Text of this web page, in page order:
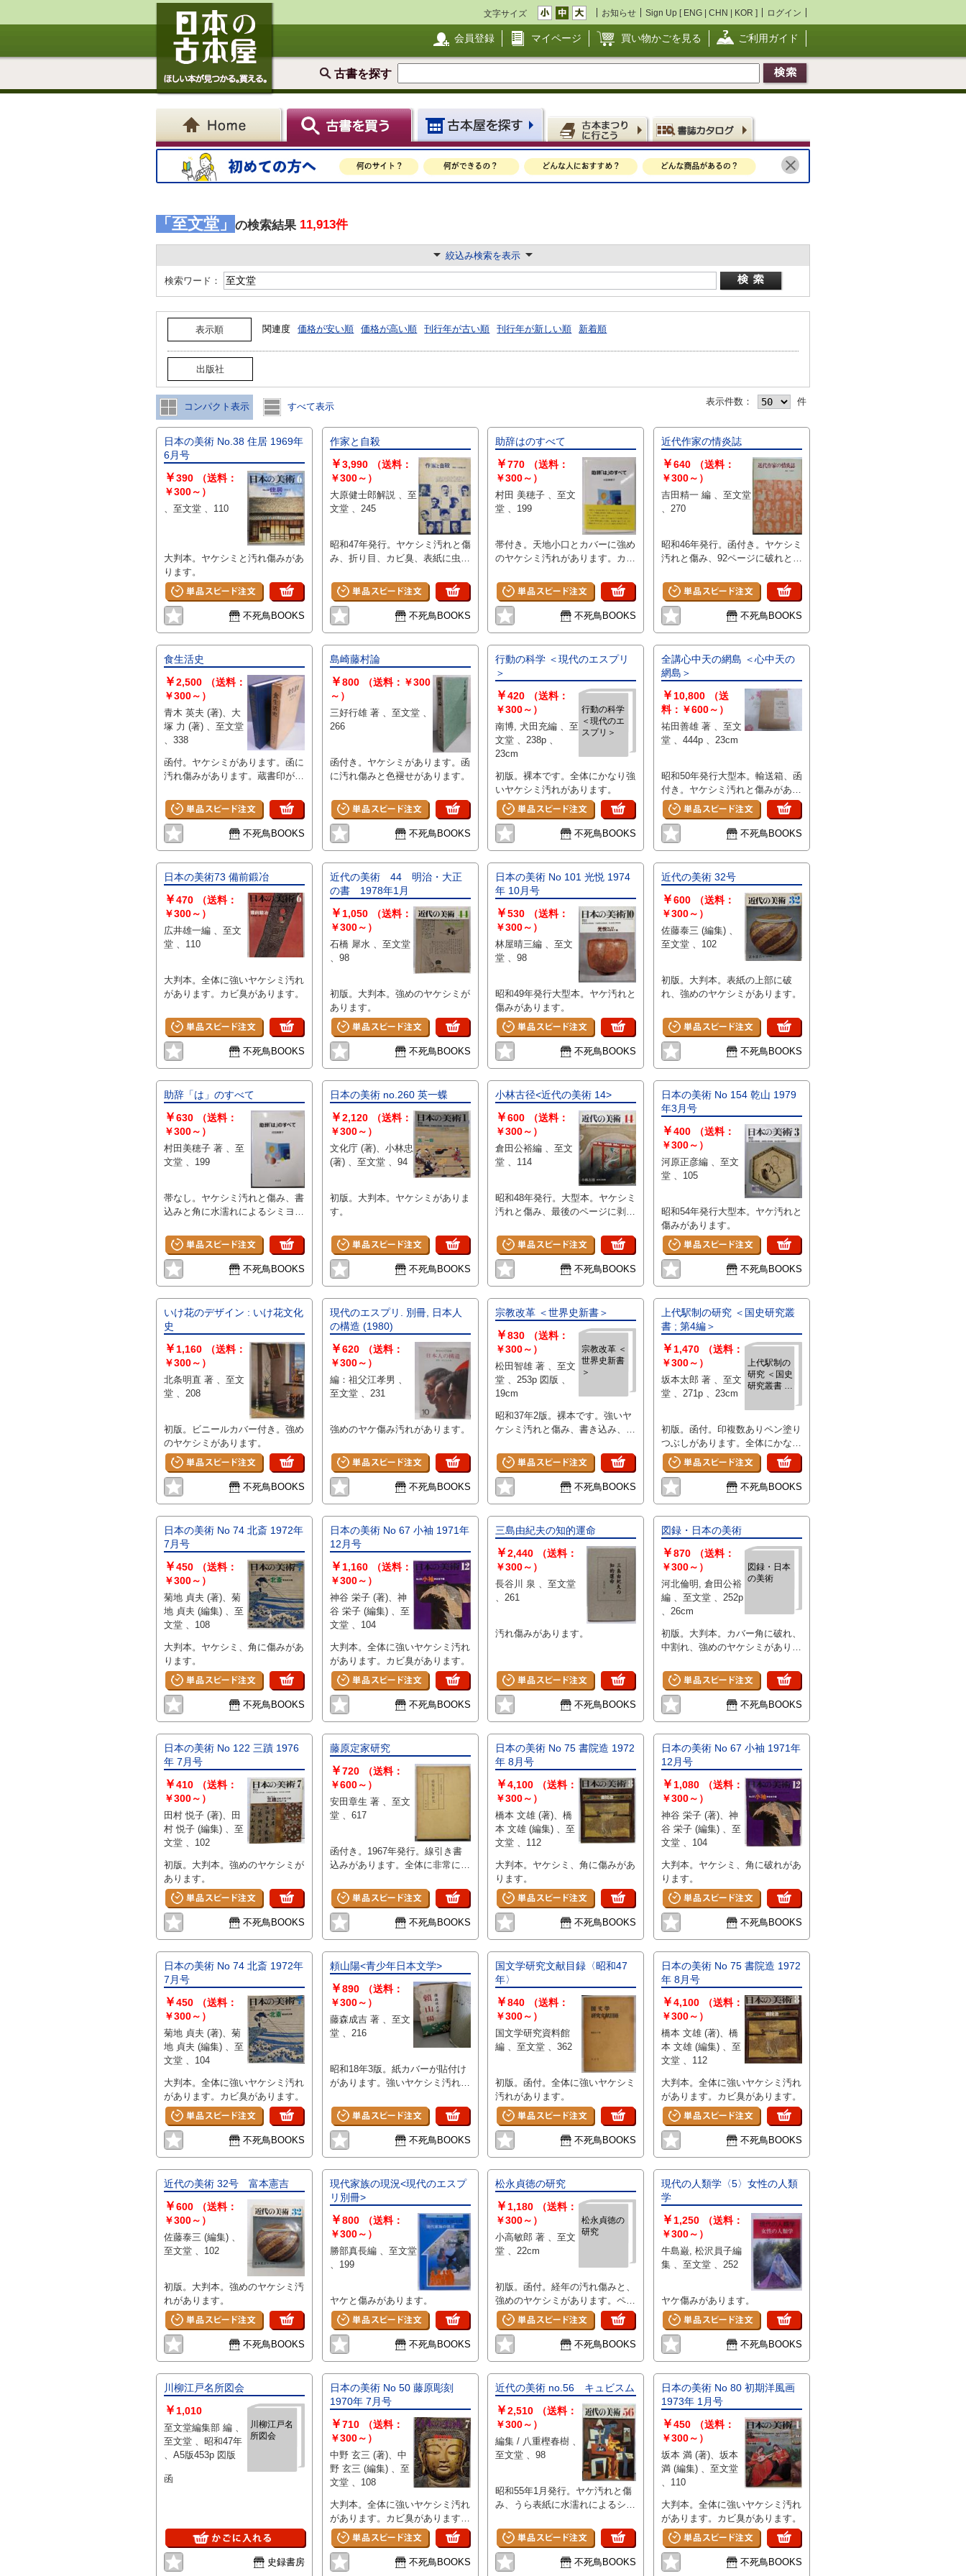
文字サイズ お知らせ Sign Up [ ENG | CHN | KOR ] ログイン
会員登録 マイページ 買い物かごを見る ご利用ガイド
古書を探す
「至文堂」 の検索結果 11,913件
絞込み検索を表示
検索ワード：
表示順 関連度 価格が安い順 価格が高い順 刊行年が古い順 刊行年が新しい順 新着順
出版社
コンパクト表示 すべて表示 表示件数： 件
日本の美術 No.38 住居 1969年
6月号
￥390
（送料：
￥300～）
、至文堂 、110
大判本。ヤケシミと汚れ傷みがあ
ります。
不死鳥BOOKS
作家と自殺
￥3,990
（送料：
￥300～）
大原健士郎解説 、至
文堂 、245
昭和47年発行。ヤケシミ汚れと傷
み、折り目、カビ臭、表紙に虫食
不死鳥BOOKS
助辞はのすべて
￥770
（送料：
￥300～）
村田 美穂子 、至文
堂 、199
帯付き。天地小口とカバーに強め
のヤケシミ汚れがあります。カバ
不死鳥BOOKS
近代作家の情炎誌
￥640
（送料：
￥300～）
吉田精一 編 、至文堂
、270
昭和46年発行。函付き。ヤケシミ
汚れと傷み、92ページに破れとテ
不死鳥BOOKS
食生活史
￥2,500
（送料：
￥300～）
青木 英夫 (著)、大
塚 力 (著) 、至文堂
、338
函付。ヤケシミがあります。函に
汚れ傷みがあります。蔵書印があ
ます。昭和41年2版。
不死鳥BOOKS
島崎藤村論
￥800
（送料：￥300
～）
三好行雄 著 、至文堂 、
266
函付き。ヤケシミがあります。函
に汚れ傷みと色褪せがあります。
不死鳥BOOKS
行動の科学 ＜現代のエスプリ
＞
行動の科学
＜現代のエ
スプリ＞
￥420
（送料：
￥300～）
南博, 犬田充編 、至
文堂 、238p 、
23cm
初版。裸本です。全体にかなり強
いヤケシミ汚れがあります。
不死鳥BOOKS
全講心中天の網島 ＜心中天の
網島＞
￥ 10,800
（送
料：￥600～）
祐田善雄 著 、至文
堂 、444p 、23cm
昭和50年発行大型本。輸送箱、函
付き。ヤケシミ汚れと傷みがあり
ます。
不死鳥BOOKS
日本の美術73 備前鍛冶
￥470
（送料：
￥300～）
広井雄一編 、至文
堂 、110
大判本。全体に強いヤケシミ汚れ
があります。カビ臭があります。
不死鳥BOOKS
近代の美術 44 明治・大正
の書 1978年1月
￥ 1,050
（送料：
￥300～）
石橋 犀水 、至文堂
、98
初版。大判本。強めのヤケシミが
あります。
不死鳥BOOKS
日本の美術 No 101 光悦 1974
年 10月号
￥530
（送料：
￥300～）
林屋晴三編 、至文
堂 、98
昭和49年発行大型本。ヤケ汚れと
傷みがあります。
不死鳥BOOKS
近代の美術 32号
￥600
（送料：
￥300～）
佐藤泰三 (編集) 、
至文堂 、102
初版。大判本。表紙の上部に破
れ、強めのヤケシミがあります。
不死鳥BOOKS
助辞「は」のすべて
￥630
（送料：
￥300～）
村田美穂子 著 、至
文堂 、199
帯なし。ヤケシミ汚れと傷み、書
込みと角に水濡れによるシミヨレ
不死鳥BOOKS
日本の美術 no.260 英一蝶
￥2,120
（送料：
￥300～）
文化庁 (著)、小林忠
(著) 、至文堂 、94
初版。大判本。ヤケシミがありま
す。
不死鳥BOOKS
小林古径<近代の美術 14>
￥600
（送料：
￥300～）
倉田公裕編 、至文
堂 、114
昭和48年発行。大型本。ヤケシミ
汚れと傷み、最後のページに剥が
不死鳥BOOKS
日本の美術 No 154 乾山 1979
年3月号
￥400
（送料：
￥300～）
河原正彦編 、至文
堂 、105
昭和54年発行大型本。ヤケ汚れと
傷みがあります。
不死鳥BOOKS
いけ花のデザイン : いけ花文化
史
￥ 1,160
（送料：
￥300～）
北条明直 著 、至文
堂 、208
初版。ビニールカバー付き。強め
のヤケシミがあります。
不死鳥BOOKS
現代のエスプリ. 別冊, 日本人
の構造 (1980)
￥620
（送料：
￥300～）
編：祖父江孝男 、
至文堂 、231
強めのヤケ傷み汚れがあります。
不死鳥BOOKS
宗教改革 ＜世界史新書＞
宗教改革 ＜
世界史新書
＞
￥830
（送料：
￥300～）
松田智雄 著 、至文
堂 、253p 図版 、
19cm
昭和37年2版。裸本です。強いヤ
ケシミ汚れと傷み、書き込み、見
ります。
不死鳥BOOKS
上代駅制の研究 ＜国史研究叢
書 ; 第4編＞
上代駅制の
研究 ＜国史
研究叢書 ;
￥ 1,470
（送料：
￥300～）
坂本太郎 著 、至文
堂 、271p 、23cm
初版。函付。印複数ありペン塗り
つぶしがあります。全体にかなり
強めのヤケシミ汚れ傷み破れがあ
ります。
不死鳥BOOKS
日本の美術 No 74 北斎 1972年
7月号
￥450
（送料：
￥300～）
菊地 貞夫 (著)、菊
地 貞夫 (編集) 、至
文堂 、108
大判本。ヤケシミ、角に傷みがあ
ります。
不死鳥BOOKS
日本の美術 No 67 小袖 1971年
12月号
￥ 1,160
（送料：
￥300～）
神谷 栄子 (著)、神
谷 栄子 (編集) 、至
文堂 、104
大判本。全体に強いヤケシミ汚れ
があります。カビ臭があります。
不死鳥BOOKS
三島由紀夫の知的運命
￥2,440
（送料：
￥300～）
長谷川 泉 、至文堂
、261
汚れ傷みがあります。
不死鳥BOOKS
図録・日本の美術
図録・日本
の美術
￥870
（送料：
￥300～）
河北倫明, 倉田公裕
編 、至文堂 、252p
、26cm
初版。大判本。カバー角に破れ、
中割れ、強めのヤケシミがありま
不死鳥BOOKS
日本の美術 No 122 三蹟 1976
年 7月号
￥410
（送料：
￥300～）
田村 悦子 (著)、田
村 悦子 (編集) 、至
文堂 、102
初版。大判本。強めのヤケシミが
あります。
不死鳥BOOKS
藤原定家研究
￥720
（送料：
￥600～）
安田章生 著 、至文
堂 、617
函付き。1967年発行。線引き書
込みがあります。全体に非常に強
す。表紙に反りがあります。
不死鳥BOOKS
日本の美術 No 75 書院造 1972
年 8月号
￥4,100
（送料：
￥300～）
橋本 文雄 (著)、橋
本 文雄 (編集) 、至
文堂 、112
大判本。ヤケシミ、角に傷みがあ
ります。
不死鳥BOOKS
日本の美術 No 67 小袖 1971年
12月号
￥ 1,080
（送料：
￥300～）
神谷 栄子 (著)、神
谷 栄子 (編集) 、至
文堂 、104
大判本。ヤケシミ、角に破れがあ
ります。
不死鳥BOOKS
日本の美術 No 74 北斎 1972年
7月号
￥450
（送料：
￥300～）
菊地 貞夫 (著)、菊
地 貞夫 (編集) 、至
文堂 、104
大判本。全体に強いヤケシミ汚れ
があります。カビ臭があります。
不死鳥BOOKS
頼山陽<青少年日本文学>
￥890
（送料：
￥300～）
藤森成吉 著 、至文
堂 、216
昭和18年3版。紙カバーが貼付け
があります。強いヤケシミ汚れと
す。
不死鳥BOOKS
国文学研究文献目録〈昭和47
年〉
￥840
（送料：
￥300～）
国文学研究資料館
編 、至文堂 、362
初版。函付。全体に強いヤケシミ
汚れがあります。
不死鳥BOOKS
日本の美術 No 75 書院造 1972
年 8月号
￥4,100
（送料：
￥300～）
橋本 文雄 (著)、橋
本 文雄 (編集) 、至
文堂 、112
大判本。全体に強いヤケシミ汚れ
があります。カビ臭があります。
不死鳥BOOKS
近代の美術 32号 富本憲吉
￥600
（送料：
￥300～）
佐藤泰三 (編集) 、
至文堂 、102
初版。大判本。強めのヤケシミ汚
れがあります。
不死鳥BOOKS
現代家族の現況<現代のエスプ
リ別冊>
￥800
（送料：
￥300～）
勝部真長編 、至文堂
、199
ヤケと傷みがあります。
不死鳥BOOKS
松永貞徳の研究
松永貞徳の
研究
￥ 1,180
（送料：
￥300～）
小高敏郎 著 、至文
堂 、22cm
初版。函付。経年の汚れ傷みと、
強めのヤケシミがあります。ペー
ジ角に折れ、カバー縁に破れがあ
ります。
不死鳥BOOKS
現代の人類学〈5〉女性の人類
学
￥ 1,250
（送料：
￥300～）
牛島巌, 松沢員子編
集 、至文堂 、252
ヤケ傷みがあります。
不死鳥BOOKS
川柳江戸名所図会
川柳江戸名
所図会
￥ 1,010
至文堂編集部 編 、
至文堂 、昭和47年
、A5版453p 図版
函
史録書房
日本の美術 No 50 藤原彫刻
1970年 7月号
￥710
（送料：
￥300～）
中野 玄三 (著)、中
野 玄三 (編集) 、至
文堂 、108
大判本。全体に強いヤケシミ汚れ
があります。カビ臭があります。
背に破れがあります。やや歪みが
あります。
不死鳥BOOKS
近代の美術 no.56 キュビスム
￥2,510
（送料：
￥300～）
編集 / 八重樫春樹 、
至文堂 、98
昭和55年1月発行。ヤケ汚れと傷
み、うら表紙に水濡れによるシミ
不死鳥BOOKS
日本の美術 No 80 初期洋風画
1973年 1月号
￥450
（送料：
￥300～）
坂本 満 (著)、坂本
満 (編集) 、至文堂
、110
大判本。全体に強いヤケシミ汚れ
があります。カビ臭があります。
不死鳥BOOKS